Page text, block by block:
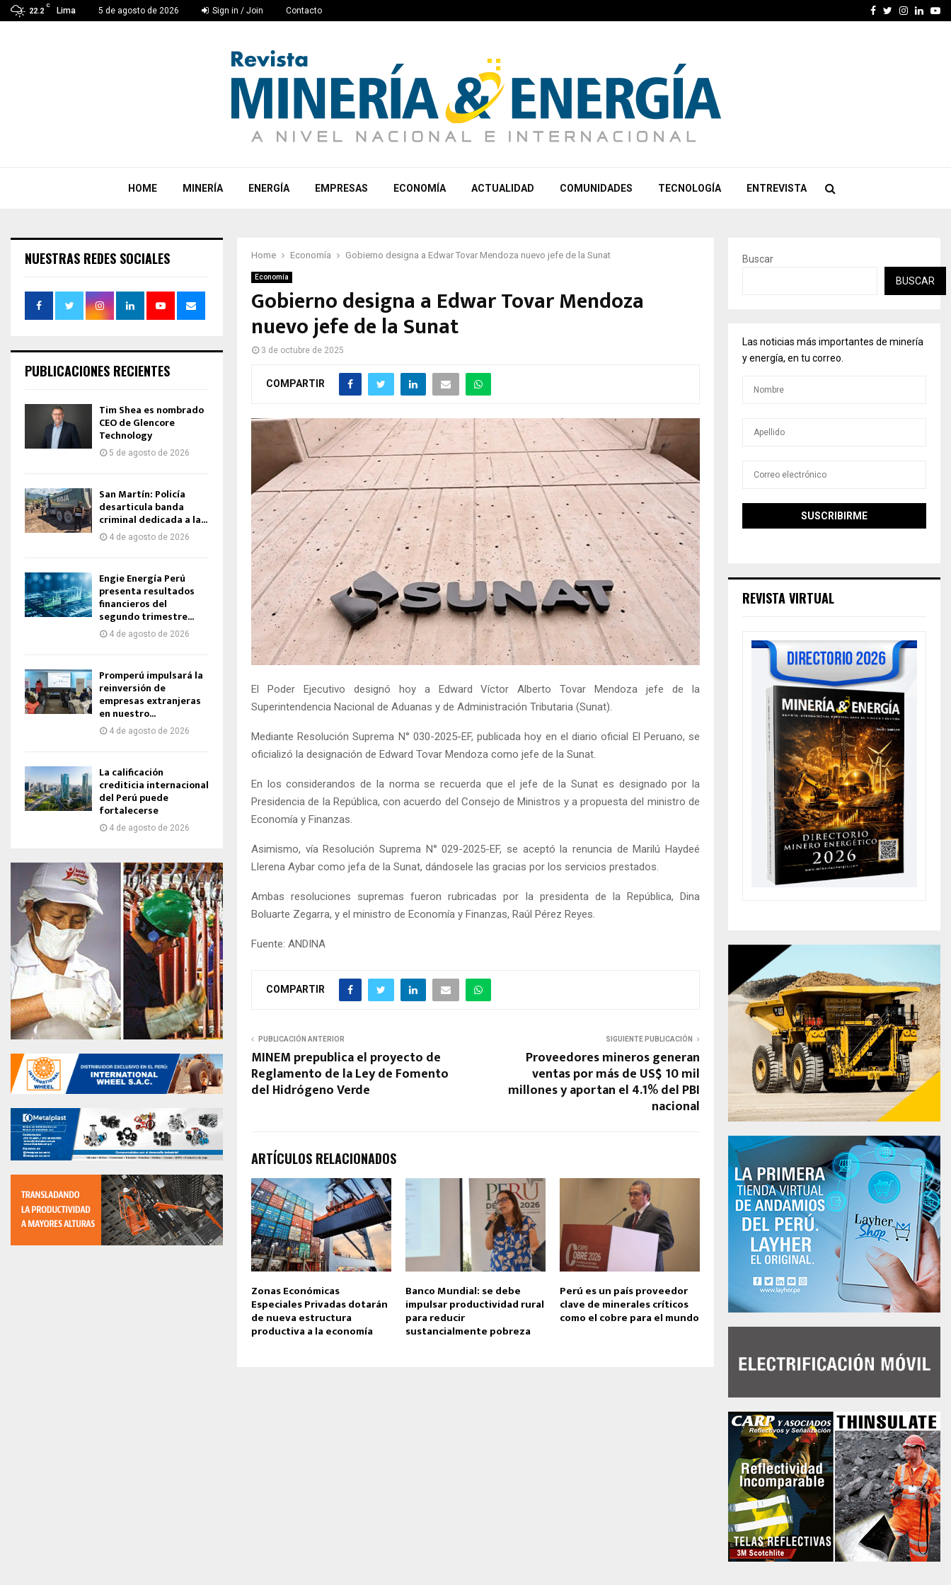
22.2
C
Lima 5 de agosto de 2026 Sign in / Join Contacto Facebook
Twitter
HOME MINERÍA ENERGÍA EMPRESAS ECONOMÍA ACTUALIDAD COMUNIDADES TECNOLOGÍA ENTREVISTA
Home Economía Gobierno designa a Edwar Tovar Mendoza nuevo jefe de la Sunat
Economía
Gobierno designa a Edwar Tovar Mendoza
nuevo jefe de la Sunat
3 de octubre de 2025
COMPARTIR
El Poder Ejecutivo designó hoy a Edward Víctor Alberto Tovar Mendoza jefe de la
Superintendencia Nacional de Aduanas y de Administración Tributaria (Sunat).
Mediante Resolución Suprema N° 030-2025-EF, publicada hoy en el diario oficial El Peruano, se
oficializó la designación de Edward Tovar Mendoza como jefe de la Sunat.
En los considerandos de la norma se recuerda que el jefe de la Sunat es designado por la
Presidencia de la República, con acuerdo del Consejo de Ministros y a propuesta del ministro de
Economía y Finanzas.
Asimismo, vía Resolución Suprema N° 029-2025-EF, se aceptó la renuncia de Marilú Haydeé
Llerena Aybar como jefa de la Sunat, dándosele las gracias por los servicios prestados.
Ambas resoluciones supremas fueron rubricadas por la presidenta de la República, Dina
Boluarte Zegarra, y el ministro de Economía y Finanzas, Raúl Pérez Reyes.
Fuente: ANDINA
COMPARTIR
PUBLICACIÓN ANTERIOR
MINEM prepublica el proyecto de
Reglamento de la Ley de Fomento
del Hidrógeno Verde
SIGUIENTE PUBLICACIÓN
Proveedores mineros generan
ventas por más de US$ 10 mil
millones y aportan el 4.1% del PBI
nacional
ARTÍCULOS RELACIONADOS
Zonas Económicas
Especiales Privadas dotarán
de nueva estructura
productiva a la economía
Banco Mundial: se debe
impulsar productividad rural
para reducir
sustancialmente pobreza
Perú es un país proveedor
clave de minerales críticos
como el cobre para el mundo
NUESTRAS REDES SOCIALES
PUBLICACIONES RECIENTES
Tim Shea es nombrado
CEO de Glencore
Technology
5 de agosto de 2026
San Martín: Policía
desarticula banda
criminal dedicada a la...
4 de agosto de 2026
Engie Energía Perú
presenta resultados
financieros del
segundo trimestre...
4 de agosto de 2026
Promperú impulsará la
reinversión de
empresas extranjeras
en nuestro...
4 de agosto de 2026
La calificación
crediticia internacional
del Perú puede
fortalecerse
4 de agosto de 2026
Buscar
BUSCAR
Las noticias más importantes de minería
y energía, en tu correo.
REVISTA VIRTUAL